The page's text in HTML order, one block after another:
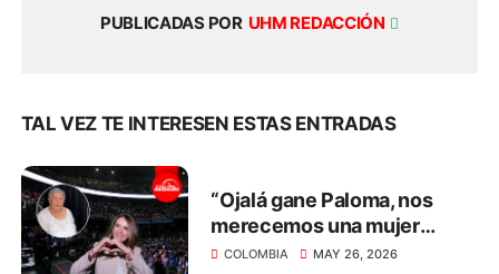
PUBLICADAS POR UHM REDACCIÓN
TAL VEZ TE INTERESEN ESTAS ENTRADAS
“Ojalá gane Paloma, nos
merecemos una mujer
capaz y decente”: el
COLOMBIA MAY 26, 2026